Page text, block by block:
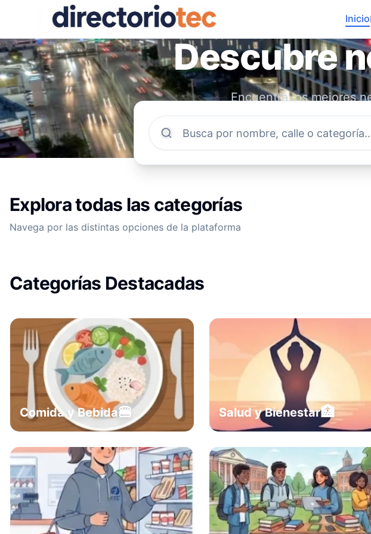
Inicio
Descubre
Encuentra los mejores
comunidad. Conecta
Explora todas las categorías
Navega por las distintas opciones de la plataforma
Categorías Destacadas
Comida y Bebida🍔 Salud y Bienestar🏥